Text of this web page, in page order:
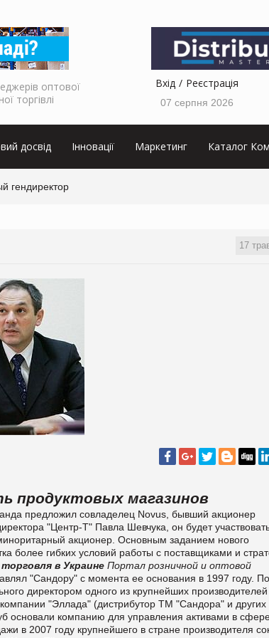
оптової
торгівлі
Вхід Реєстрація
07 серпня 2026
досвід Інновації Маркетинг Каталог
гендиректор
17
продуктовых магазинов
предложил совладелец Novus, бывший акционер
"Центр-Т" Павла Шевчука, он будет
акционер. Основным заданием нового
более гибких условий работы с поставщиками и
в Украине Портал розничной и оптовой
"Сандору" с момента ее основания в 1997 году.
директором одного из крупнейших производителей
"Эллада" (дистрибутор ТМ "Сандора" и
основали компанию для управления активами в
в 2007 году крупнейшего в стране производителя